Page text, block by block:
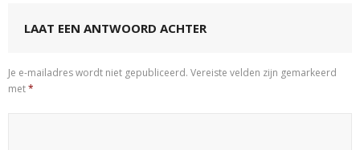
LAAT EEN ANTWOORD ACHTER
Je e-mailadres wordt niet gepubliceerd. Vereiste velden zijn gemarkeerd
met*